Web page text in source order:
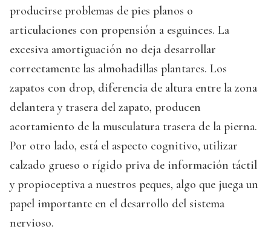
producirse problemas de pies planos o
articulaciones con propensión a esguinces. La
excesiva amortiguación no deja desarrollar
correctamente las almohadillas plantares. Los
zapatos con drop, diferencia de altura entre la zona
delantera y trasera del zapato, producen
acortamiento de la musculatura trasera de la pierna.
Por otro lado, está el aspecto cognitivo, utilizar
calzado grueso o rígido priva de información táctil
y propioceptiva a nuestros peques, algo que juega un
papel importante en el desarrollo del sistema
nervioso.